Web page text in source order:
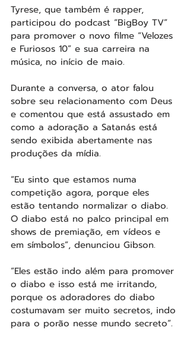
Tyrese, que também é rapper,
participou do podcast “BigBoy TV”
para promover o novo filme “Velozes
e Furiosos 10” e sua carreira na
música, no início de maio.
Durante a conversa, o ator falou
sobre seu relacionamento com Deus
e comentou que está assustado em
como a adoração a Satanás está
sendo exibida abertamente nas
produções da mídia.
“Eu sinto que estamos numa
competição agora, porque eles
estão tentando normalizar o diabo.
O diabo está no palco principal em
shows de premiação, em vídeos e
em símbolos”, denunciou Gibson.
“Eles estão indo além para promover
o diabo e isso está me irritando,
porque os adoradores do diabo
costumavam ser muito secretos, indo
para o porão nesse mundo secreto”.